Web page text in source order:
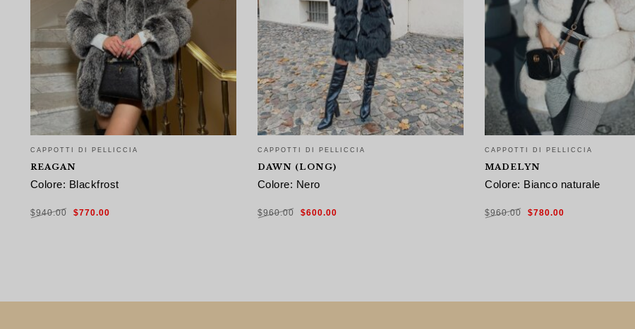
CAPPOTTI DI PELLICCIA
REAGAN
Colore: Blackfrost
$940.00
Il
prezzo
$770.00prezzo
CAPPOTTI DI PELLICCIA
DAWN (LONG)
Colore: Nero
$960.00
Il
prezzo
$600.00prezzo
CAPPOTTI DI PELLICCIA
MADELYN
Colore: Bianco naturale
$960.00
Il
prezzo
$780.00